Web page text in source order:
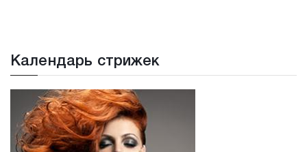
Календарь стрижек